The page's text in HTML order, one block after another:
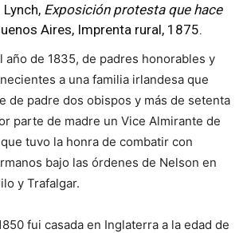
Lynch, Exposición protesta que hace
Aires, Imprenta rural, 1875.
año de 1835, de padres honorables y
a una familia irlandesa que
de padre dos obispos y más de setenta
parte de madre un Vice Almirante de
tuvo la honra de combatir con
bajo las órdenes de Nelson en
y Trafalgar.
fui casada en Inglaterra a la edad de